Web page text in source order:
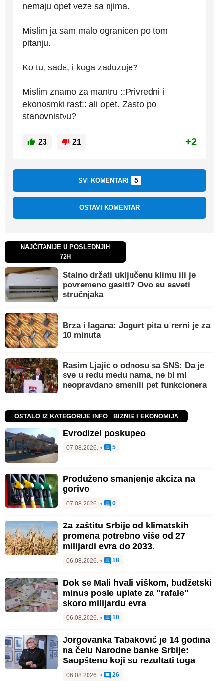
nemaju opet veze sa njima.
Mislim ja sam malo ogranicen po tom
pitanju.
Ko tu, sada, i koga zaduzuje?
Mislim znamo za mantru ::Privredni i
ekonosmki rast:: ali opet. Zasto po
stanovnistvu?
23 21 +2
SVI KOMENTARI 5
OSTAVI KOMENTAR
NAJČITANIJE U POSLEDNJIH
72H
Stalno držati uključenu klimu ili je
povremeno gasiti? Ovo su saveti
stručnjaka
Brza i lagana: Jogurt pita u rerni je za
10 minuta
Rasim Ljajić o odnosu sa SNS: Da je
sve u redu među nama, ne bi mi
neopravdano smenili pet funkcionera
OSTALO IZ KATEGORIJE INFO - BIZNIS I EKONOMIJA
Evrodizel poskupeo
07.08.2026. • 5
Produženo smanjenje akciza na
gorivo
07.08.2026. • 0
Za zaštitu Srbije od klimatskih
promena potrebno više od 27
milijardi evra do 2033.
06.08.2026. • 18
Dok se Mali hvali viškom, budžetski
minus posle uplate za "rafale"
skoro milijardu evra
06.08.2026. • 10
Jorgovanka Tabaković je 14 godina
na čelu Narodne banke Srbije:
Saopšteno koji su rezultati toga
06.08.2026. • 26